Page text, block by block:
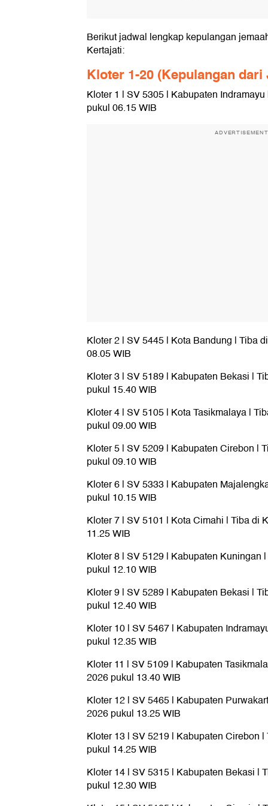
Berikut jadwal lengkap kepulangan
Kertajati:
Kloter 1-20 (Kepulangan dari
Kloter 1 | SV 5305 | Kabupaten
pukul 06.15 WIB
ADVERTISEMENT
Kloter 2 | SV 5445 | Kota Bandung | Tiba
08.05 WIB
Kloter 3 | SV 5189 | Kabupaten Bekasi |
pukul 15.40 WIB
Kloter 4 | SV 5105 | Kota Tasikmalaya |
pukul 09.00 WIB
Kloter 5 | SV 5209 | Kabupaten Cirebon |
pukul 09.10 WIB
Kloter 6 | SV 5333 | Kabupaten
pukul 10.15 WIB
Kloter 7 | SV 5101 | Kota Cimahi | Tiba di
11.25 WIB
Kloter 8 | SV 5129 | Kabupaten Kuningan
pukul 12.10 WIB
Kloter 9 | SV 5289 | Kabupaten Bekasi |
pukul 12.40 WIB
Kloter 10 | SV 5467 | Kabupaten
pukul 12.35 WIB
Kloter 11 | SV 5109 | Kabupaten
2026 pukul 13.40 WIB
Kloter 12 | SV 5465 | Kabupaten
2026 pukul 13.25 WIB
Kloter 13 | SV 5219 | Kabupaten Cirebon
pukul 14.25 WIB
Kloter 14 | SV 5315 | Kabupaten Bekasi |
pukul 12.30 WIB